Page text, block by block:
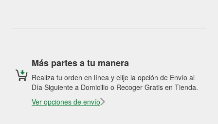
Más partes a tu manera
Realiza tu orden en línea y elije la opción de Envío al
Día Siguiente a Domicilio o Recoger Gratis en Tienda.
Ver opciones de envío